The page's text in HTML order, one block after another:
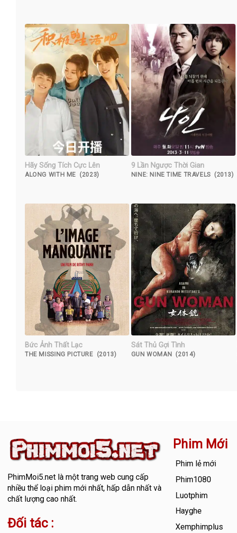
Hãy Sống Tích Cực Lên
ALONG WITH ME (2023)
9 Lần Ngược Thời Gian
NINE: NINE TIME TRAVELS (2013)
Bức Ảnh Thất Lạc
THE MISSING PICTURE (2013)
Sát Thủ Gợi Tình
GUN WOMAN (2014)
PhimMoi5.netlà một trang web cung cấp
nhiều thể loại phim mới nhất, hấp dẫn nhất và
chất lượng cao nhất.
Đối tác :
Phim Mới
Phim lẻ mới
Phim1080
Luotphim
Hayghe
Xemphimplus